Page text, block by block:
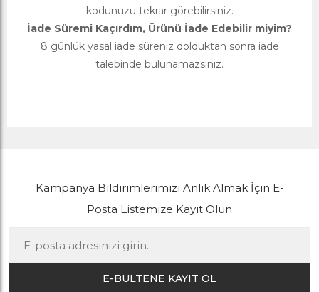
kodunuzu tekrar görebilirsiniz.
İade Süremi Kaçırdım, Ürünü İade Edebilir miyim?
8 günlük yasal iade süreniz dolduktan sonra iade
talebinde bulunamazsınız.
Kampanya Bildirimlerimizi Anlık Almak İçin E-
Posta Listemize Kayıt Olun
E-BÜLTENE KAYIT OL